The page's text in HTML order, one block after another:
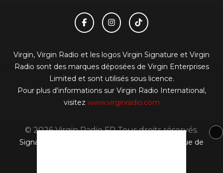
Virgin, Virgin Radio et les logos Virgin Signature et Virgin
Radio sont des marques déposées de Virgin Enterprises
Limited et sont utilisés sous licence.
Pour plus d'informations sur Virgin Radio International,
visitez www.virginradio.com
© 2026 Virgin Radio FR Tous droits réservés.
Signaler un contenu
Politique de